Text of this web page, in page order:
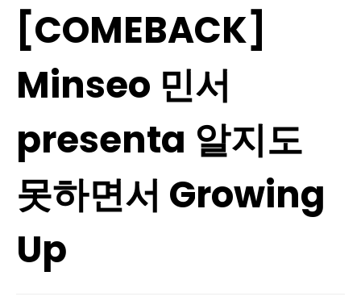
[COMEBACK]
Minseo 민서
presenta 알지도
못하면서 Growing
Up